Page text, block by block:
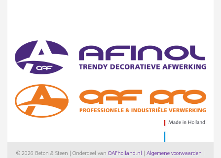
© 2026 Beton & Steen | Onderdeel van OAFholland.nl Algemene voorwaarden